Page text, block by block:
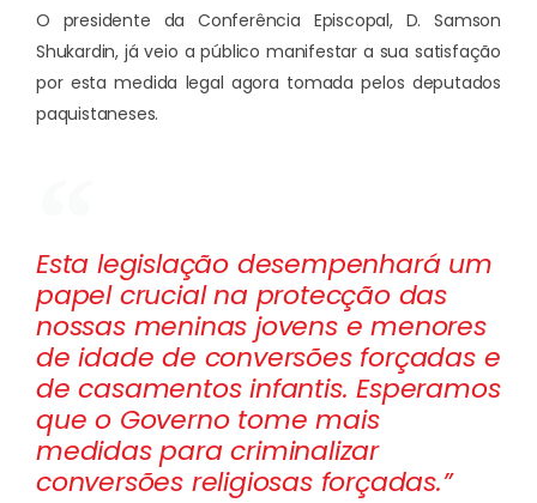
O presidente da Conferência Episcopal, D. Samson
Shukardin, já veio a público manifestar a sua satisfação
por esta medida legal agora tomada pelos deputados
paquistaneses.
Esta legislação desempenhará um
papel crucial na protecção das
nossas meninas jovens e menores
de idade de conversões forçadas e
de casamentos infantis. Esperamos
que o Governo tome mais
medidas para criminalizar
conversões religiosas forçadas.”